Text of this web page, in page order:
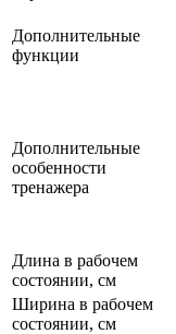
Дополнительные
функции
Дополнительные
особенности
тренажера
Длина в рабочем
состоянии, см
Ширина в рабочем
состоянии, см